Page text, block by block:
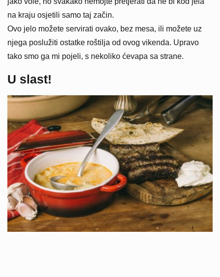
na kraju osjetili samo taj začin.
Ovo jelo možete servirati ovako, bez mesa, ili možete uz
njega poslužiti ostatke roštilja od ovog vikenda. Upravo
tako smo ga mi pojeli, s nekoliko ćevapa sa strane.
U slast!